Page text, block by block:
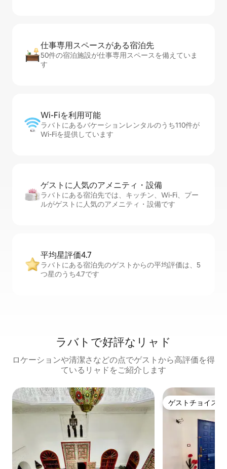
仕事専用ス⁠ペ⁠ー⁠スがあ⁠る宿⁠泊⁠先
50件の宿泊施設が仕事専用スペースを備えていま
す
Wi-Fiを利⁠用⁠可⁠能
ラバトにあるバケーションレンタルのうち110件が
Wi-Fiを提供しています
ゲストに人⁠気⁠のア⁠メ⁠ニ⁠テ⁠ィ・設⁠備
ラバトにある宿泊先では、キッチン、Wi-Fi、プー
ルがゲストに人気のアメニティ・設備です
平均星評価4.7
ラバトにある宿泊先のゲストからの平均評価は、5
つ星のうち4.7です
ラバトで好評なリャド
ロケーションや清潔さなどの点でゲストから高評価を得
ているリャドをご紹介します
ゲストチョイス
ゲストチョイス